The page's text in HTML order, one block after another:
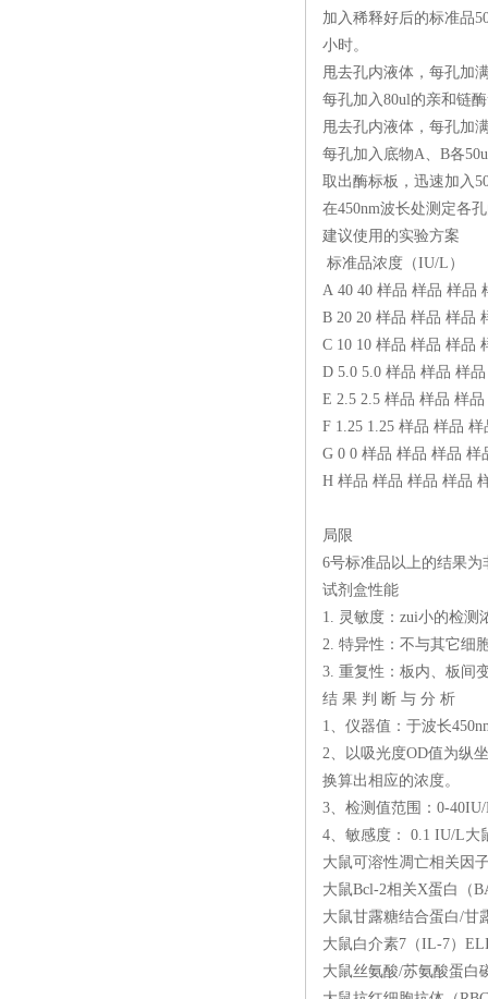
加入稀释好后的标准品
小时。
甩去孔内液体，每孔加
每孔加入80ul的亲和链
甩去孔内液体，每孔加
每孔加入底物A、B各
取出酶标板，迅速加入
在450nm波长处测定各
建议使用的实验方案
标准品浓度（IU/L）
A 40 40 样品 样品 样品
B 20 20 样品 样品 样品
C 10 10 样品 样品 样品
D 5.0 5.0 样品 样品 样
E 2.5 2.5 样品 样品 样
F 1.25 1.25 样品 样品
G 0 0 样品 样品 样品
H 样品 样品 样品 样品
局限
6号标准品以上的结果
试剂盒性能
1. 灵敏度：zui小的检测
2. 特异性：不与其它细
3. 重复性：板内、板间
结 果 判 断 与 分 析
1、仪器值：于波长
2、以吸光度OD值为纵
换算出相应的浓度。
3、检测值范围：0-
4、敏感度： 0.1 IU/L大
大鼠可溶性凋亡相关因
大鼠Bcl-2相关X蛋白（
大鼠甘露糖结合蛋白/甘
大鼠白介素7（IL-7）
大鼠丝氨酸/苏氨酸蛋白